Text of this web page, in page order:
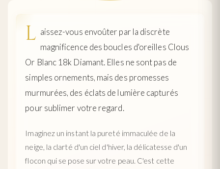
L aissez-vous envoûter par la discrète
magnificence des boucles d'oreilles Clous
Or Blanc 18k Diamant. Elles ne sont pas de
simples ornements, mais des promesses
murmurées, des éclats de lumière capturés
pour sublimer votre regard.
Imaginez un instant la pureté immaculée de la
neige, la clarté d'un ciel d'hiver, la délicatesse d'un
flocon qui se pose sur votre peau. C'est cette